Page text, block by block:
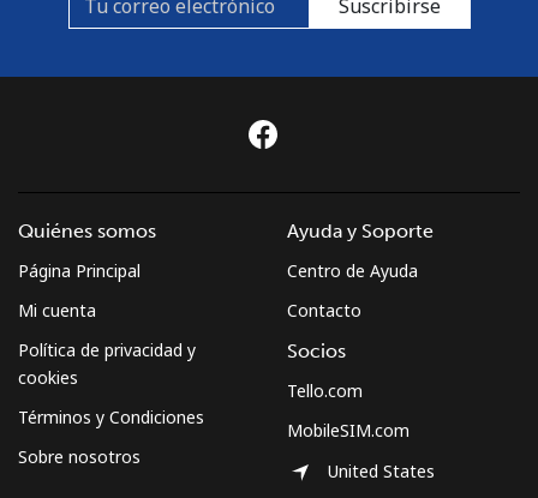
Suscribirse
Quiénes somos
Página Principal
Mi cuenta
Política de privacidad y
cookies
Términos y Condiciones
Sobre nosotros
Ayuda y Soporte
Centro de Ayuda
Contacto
Socios
Tello.com
MobileSIM.com
United States